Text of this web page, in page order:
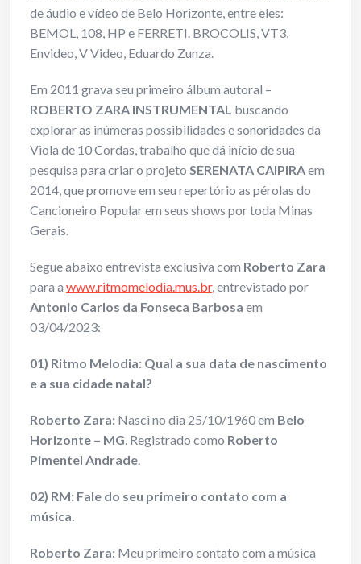
de áudio e vídeo de Belo Horizonte, entre eles:
BEMOL, 108, HP e FERRETI. BROCOLIS, VT3,
Envideo, V Video, Eduardo Zunza.
Em 2011 grava seu primeiro álbum autoral –
ROBERTO ZARA INSTRUMENTAL buscando
explorar as inúmeras possibilidades e sonoridades da
Viola de 10 Cordas, trabalho que dá início de sua
pesquisa para criar o projeto SERENATA CAIPIRAem
2014, que promove em seu repertório as pérolas do
Cancioneiro Popular em seus shows por toda Minas
Gerais.
Segue abaixo entrevista exclusiva com Roberto Zara
para a www.ritmomelodia.mus.br, entrevistado por
Antonio Carlos da Fonseca Barbosa em
03/04/2023:
01) Ritmo Melodia: Qual a sua data de nascimento
e a sua cidade natal?
Roberto Zara: Nasci no dia 25/10/1960 em Belo
Horizonte – MG. Registrado como Roberto
Pimentel Andrade.
02) RM: Fale do seu primeiro contato com a
música.
Roberto Zara: Meu primeiro contato com a música